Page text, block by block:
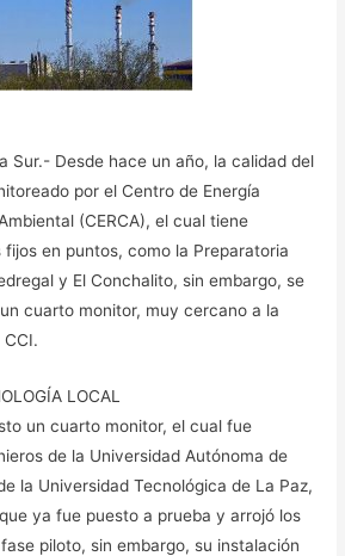
Sur.- Desde hace un año, la calidad del
por el Centro de Energía
(CERCA), el cual tiene
en puntos, como la Preparatoria
y El Conchalito, sin embargo, se
cuarto monitor, muy cercano a la
LOCAL
un cuarto monitor, el cual fue
de la Universidad Autónoma de
la Universidad Tecnológica de La Paz,
ya fue puesto a prueba y arrojó los
piloto, sin embargo, su instalación